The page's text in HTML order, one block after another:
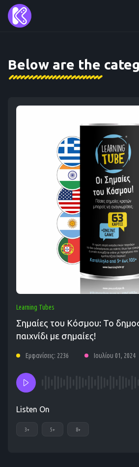
Below are the
Learning Tubes
Σημαίες του Κόσμου: To
παιχνίδι με σημαίες!
Εμφανίσεις: 2236 Ιουλίου 01, 2024
Listen On
3+ 5+ 8+